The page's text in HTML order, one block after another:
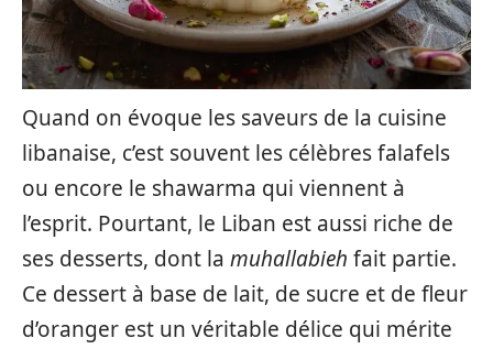
Quand on évoque les saveurs de la cuisine
libanaise, c’est souvent les célèbres falafels
ou encore le shawarma qui viennent à
l’esprit. Pourtant, le Liban est aussi riche de
ses desserts, dont la muhallabieh fait partie.
Ce dessert à base de lait, de sucre et de fleur
d’oranger est un véritable délice qui mérite